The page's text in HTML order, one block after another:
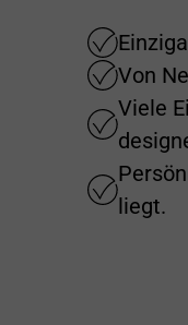
Von
Viele
liegt.